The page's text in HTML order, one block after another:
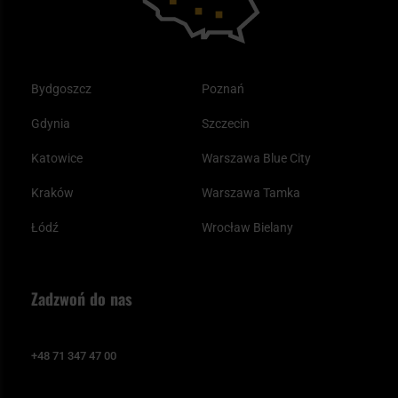
Bydgoszcz
Gdynia
Katowice
Kraków
Łódź
Poznań
Szczecin
Warszawa Blue City
Warszawa Tamka
Wrocław Bielany
Zadzwoń do nas
+48 71 347 47 00